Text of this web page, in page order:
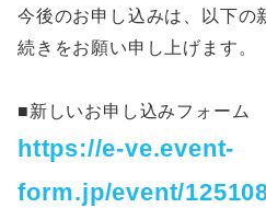
今後のお申し込みは、以下の
続きをお願い申し上げます。
■新しいお申し込みフォーム
https://e-ve.event-
form.jp/event/